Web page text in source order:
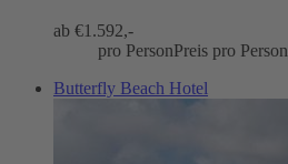
ab €1.592,-
pro PersonPreis pro Person
Butterfly Beach Hotel